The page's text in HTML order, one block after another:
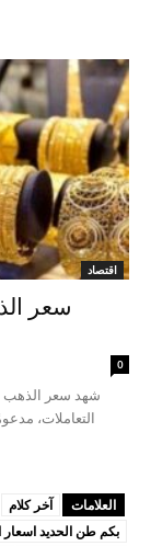
اقتصاد
0
التعاملات،
العلامات آخر كلام
بكم طن الحديد اسعار